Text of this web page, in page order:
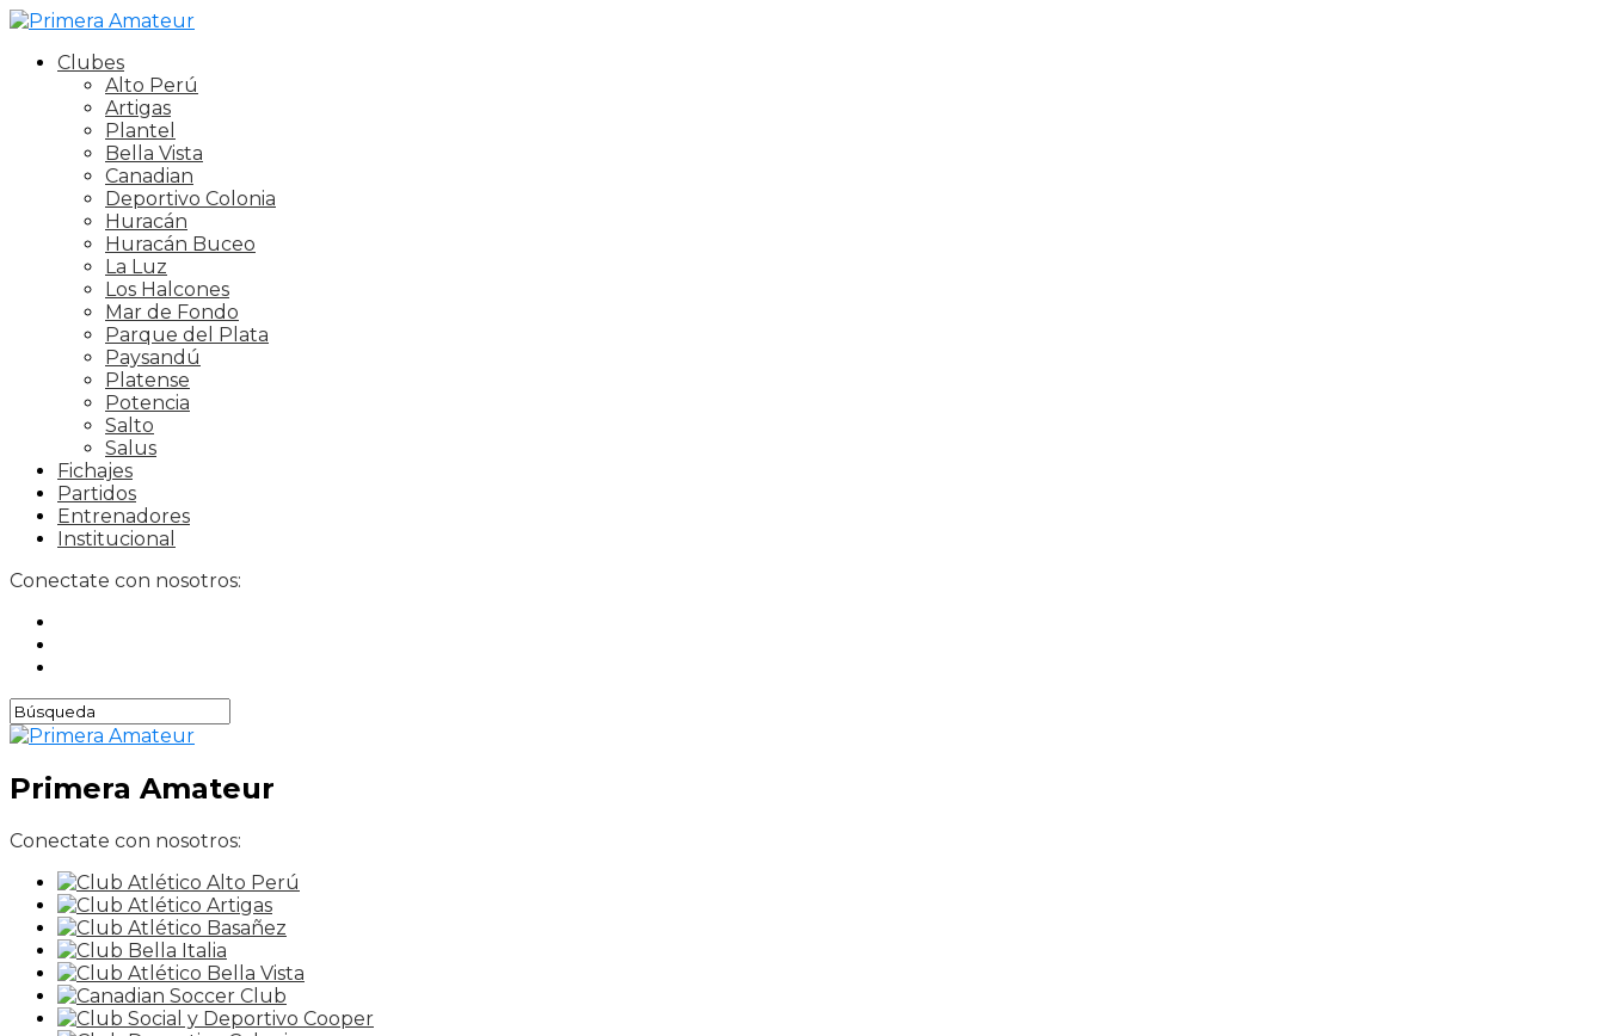
Clubes
Alto Perú
Artigas
Plantel
Bella Vista
Canadian
Deportivo Colonia
Huracán
Huracán Buceo
La Luz
Los Halcones
Mar de Fondo
Parque del Plata
Paysandú
Platense
Potencia
Salto
Salus
Fichajes
Partidos
Entrenadores
Institucional
Conectate con nosotros:
Primera Amateur
Conectate con nosotros: